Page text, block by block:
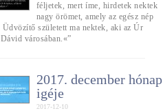
féljetek, mert íme, hirdetek nektek
nagy örömet, amely az egész nép
Üdvözítő született ma nektek, aki az Úr
városában.«”
2017. december hónap
igéje
2017-12-10